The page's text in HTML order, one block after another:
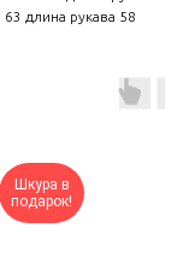
длина рукава 58
Шкура в
подарок!